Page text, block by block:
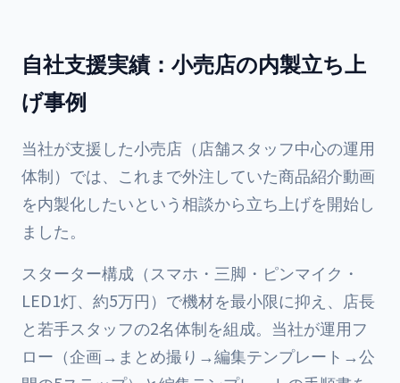
自社支援実績：小売店の内製立ち上
げ事例
当社が支援した小売店（店舗スタッフ中心の運用
体制）では、これまで外注していた商品紹介動画
を内製化したいという相談から立ち上げを開始し
ました。
スターター構成（スマホ・三脚・ピンマイク・
LED1灯、約5万円）で機材を最小限に抑え、店長
と若手スタッフの2名体制を組成。当社が運用フ
ロー（企画→まとめ撮り→編集テンプレート→公